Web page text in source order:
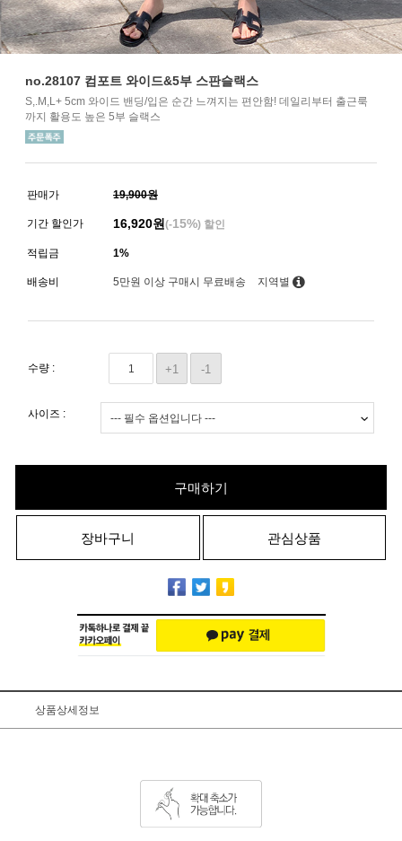
no.28107 컴포트 와이드&5부 스판슬랙스
S,.M,L+ 5cm 와이드 밴딩/입은 순간 느껴지는 편안함! 데일리부터 출근룩
까지 활용도 높은 5부 슬랙스
판매가 19,900원
기간 할인가 16,920원 (-15%) 할인
적립금 1%
배송비 5만원 이상 구매시 무료배송 지역별
수량 : +1 -1
사이즈 :
구매하기
장바구니 관심상품
상품상세정보